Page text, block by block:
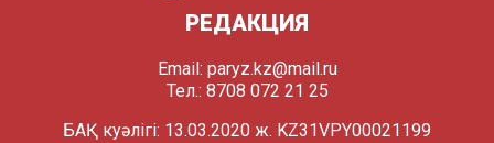
РЕДАКЦИЯ
Email: paryz.kz@mail.ru
Тел.: 8708 072 21 25
БАҚ куәлігі: 13.03.2020 ж. KZ31VPY00021199